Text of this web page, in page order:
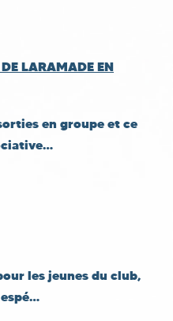
LARAMADE EN
en groupe et ce
les jeunes du club,